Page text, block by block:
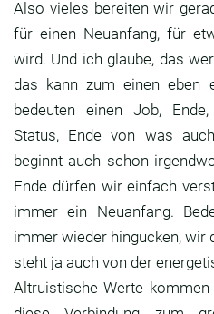
Also vieles bereiten wir
für einen Neuanfang, für
wird. Und ich glaube, das
das kann zum einen eben
bedeuten einen Job,
Status, Ende von was
beginnt auch schon
Ende dürfen wir einfach
immer ein Neuanfang.
immer wieder hingucken, wir
steht ja auch von der
Altruistische Werte